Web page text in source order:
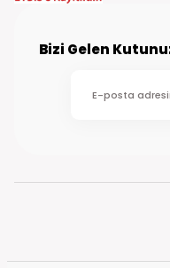
Bizi Gelen